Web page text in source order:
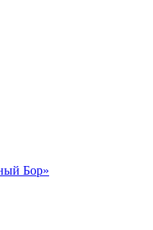
Бор»